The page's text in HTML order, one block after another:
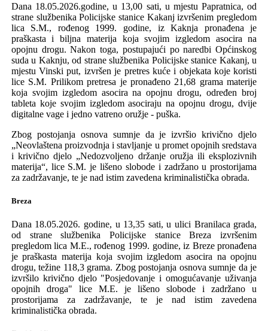
Dana 18.05.2026.godine, u 13,00 sati, u mjestu Papratnica,od
strane službenika Policijske stanice Kakanj izvršenim pregledom
lica
S.M., rođenog 1999. godine, iz Kaknja pronađena je
praškasta i biljna materija koja svojim izgledom asocira na
opojnu drogu. Nakon toga, postupajući ponaredbiOpćinskog
suda u Kaknju,od strane službenika Policijske stanice Kakanj,u
mjestu Vinski put, izvršen je pretres kuće i objekata koje koristi
lice S.M. Prilikom pretresa je pronađeno 21,68 grama materije
koja svojim izgledom asocira na opojnu drogu, određen broj
tableta koje svojim izgledom asociraju na opojnu drogu, dvije
digitalne vage i jedno vatreno oružje - puška.
Zbog postojanja osnova sumnje daje izvršio krivično djelo
„Neovlaštena proizvodnja i stavljanje u promet opojnih sredstava
i krivično djelo „Nedozvoljeno držanje oružja ili eksplozivnih
materija“, lice S.M.je lišeno slobode i zadržano u prostorijama
za zadržavanje, te je nad istim zavedena kriminalistička obrada.
Breza
Dana 18.05.2026. godine, u 13,35 sati,u ulici Branilaca grada,
od
strane
službenika Policijske stanice Breza izvršenim
pregledom lica M.E., rođenog 1999. godine, iz Brezepronađena
je praškastamaterija koja svojim izgledom asocira na opojnu
drogu,težine 118,3 grama. Zbogpostojanja osnova sumnje da je
izvršilo krivično djelo"Posjedovanje i omogućavanje uživanja
opojnih droga" lice M.E. jelišeno slobode i zadržano u
prostorijama za zadržavanje, te je nad istim zavedena
kriminalistička obrada.